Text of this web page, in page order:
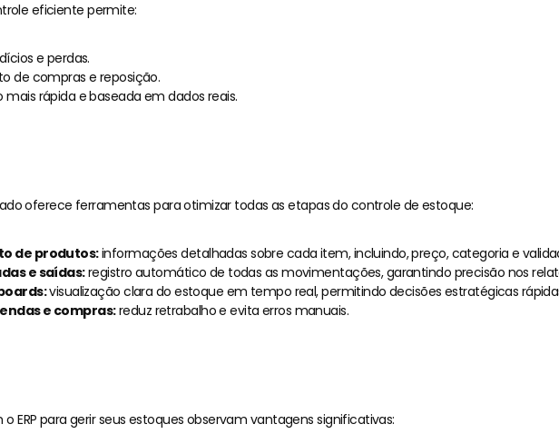
eficiente permite:
e perdas.
de compras e reposição.
rápida e baseada em dados reais.
oferece ferramentas para otimizar todas as etapas do controle de estoque:
de produtos: informações detalhadas sobre cada item, incluindo, preço, categoria e
e saídas: registro automático de todas as movimentações, garantindo precisão nos
visualização clara do estoque em tempo real, permitindo decisões estratégicas
e compras: reduz retrabalho e evita erros manuais.
ERP para gerir seus estoques observam vantagens significativas: